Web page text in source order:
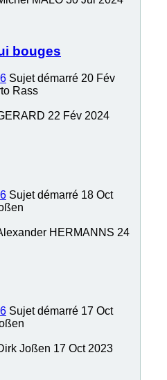
bouges
Sujet démarré 20 Fév
Rass
22 Fév 2024
Sujet démarré 18 Oct
HERMANNS 24
Sujet démarré 17 Oct
Joßen 17 Oct 2023